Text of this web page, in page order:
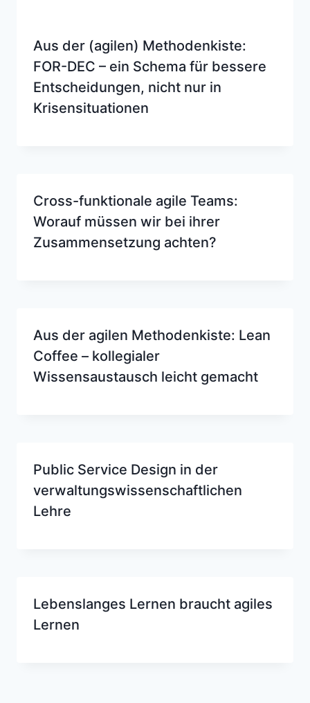
Aus der (agilen) Methodenkiste:
FOR-DEC – ein Schema für bessere
Entscheidungen, nicht nur in
Krisensituationen
Cross-funktionale agile Teams:
Worauf müssen wir bei ihrer
Zusammensetzung achten?
Aus der agilen Methodenkiste: Lean
Coffee – kollegialer
Wissensaustausch leicht gemacht
Public Service Design in der
verwaltungswissenschaftlichen
Lehre
Lebenslanges Lernen braucht agiles
Lernen